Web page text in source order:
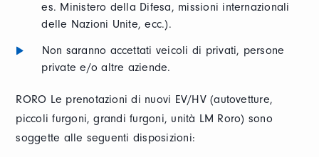
es. Ministero della Difesa, missioni internazionali
delle Nazioni Unite, ecc.).
Non saranno accettati veicoli di privati, persone
private e/o altre aziende.
RORO Le prenotazioni di nuovi EV/HV (autovetture,
piccoli furgoni, grandi furgoni, unità LM Roro) sono
soggette alle seguenti disposizioni: